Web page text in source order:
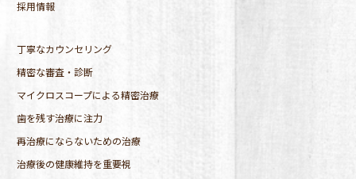
採用情報
丁寧なカウンセリング
精密な審査・診断
マイクロスコープによる精密治療
歯を残す治療に注力
再治療にならないための治療
治療後の健康維持を重要視